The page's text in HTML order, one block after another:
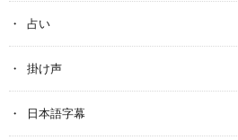
占い
掛け声
日本語字幕